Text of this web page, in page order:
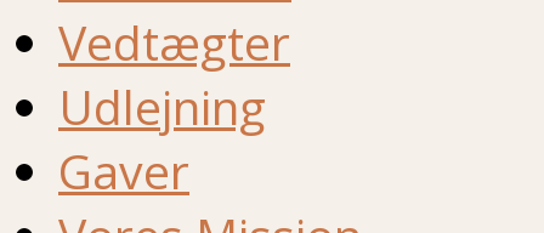
Vedtægter
Udlejning
Gaver